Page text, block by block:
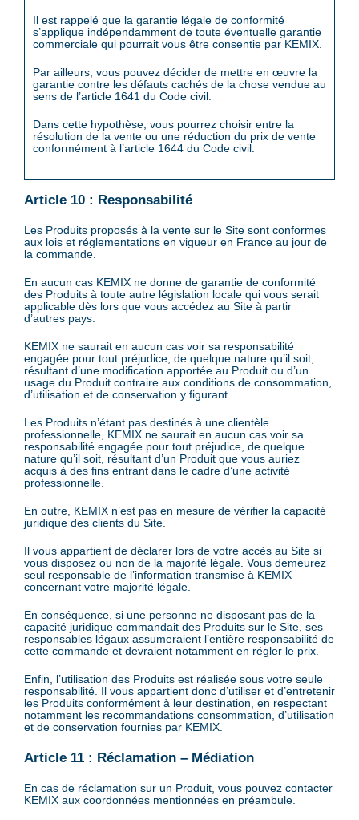
Il est rappelé que la garantie légale de conformité
s’applique indépendamment de toute éventuelle garantie
commerciale qui pourrait vous être consentie par KEMIX.
Par ailleurs, vous pouvez décider de mettre en œuvre la
garantie contre les défauts cachés de la chose vendue au
sens de l’article 1641 du Code civil.
Dans cette hypothèse, vous pourrez choisir entre la
résolution de la vente ou une réduction du prix de vente
conformément à l’article 1644 du Code civil.
Article 10 : Responsabilité
Les Produits proposés à la vente sur le Site sont conformes
aux lois et réglementations en vigueur en France au jour de
la commande.
En aucun cas KEMIX ne donne de garantie de conformité
des Produits à toute autre législation locale qui vous serait
applicable dès lors que vous accédez au Site à partir
d’autres pays.
KEMIX ne saurait en aucun cas voir sa responsabilité
engagée pour tout préjudice, de quelque nature qu’il soit,
résultant d’une modification apportée au Produit ou d’un
usage du Produit contraire aux conditions de consommation,
d’utilisation et de conservation y figurant.
Les Produits n’étant pas destinés à une clientèle
professionnelle, KEMIX ne saurait en aucun cas voir sa
responsabilité engagée pour tout préjudice, de quelque
nature qu’il soit, résultant d’un Produit que vous auriez
acquis à des fins entrant dans le cadre d’une activité
professionnelle.
En outre, KEMIX n’est pas en mesure de vérifier la capacité
juridique des clients du Site.
Il vous appartient de déclarer lors de votre accès au Site si
vous disposez ou non de la majorité légale. Vous demeurez
seul responsable de l’information transmise à KEMIX
concernant votre majorité légale.
En conséquence, si une personne ne disposant pas de la
capacité juridique commandait des Produits sur le Site, ses
responsables légaux assumeraient l’entière responsabilité de
cette commande et devraient notamment en régler le prix.
Enfin, l’utilisation des Produits est réalisée sous votre seule
responsabilité. Il vous appartient donc d’utiliser et d’entretenir
les Produits conformément à leur destination, en respectant
notamment les recommandations consommation, d’utilisation
et de conservation fournies par KEMIX.
Article 11 : Réclamation – Médiation
En cas de réclamation sur un Produit, vous pouvez contacter
KEMIX aux coordonnées mentionnées en préambule.